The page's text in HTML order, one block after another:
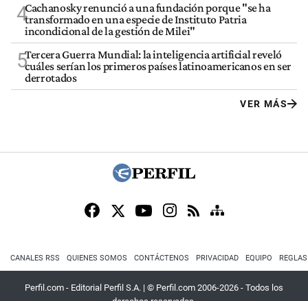
4Cachanosky renunció a una fundación porque "se ha
transformado en una especie de Instituto Patria
incondicional de la gestión de Milei"
5Tercera Guerra Mundial: la inteligencia artificial reveló
cuáles serían los primeros países latinoamericanos en ser
derrotados
VER MÁS
CANALES RSS QUIENES SOMOS CONTÁCTENOS PRIVACIDAD EQUIPO
Perfil.com - Editorial Perfil S.A. | © Perfil.com 2006-2026 - Todos los